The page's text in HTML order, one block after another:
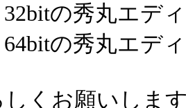
の秀丸エディ
の秀丸エディ
くお願いしま